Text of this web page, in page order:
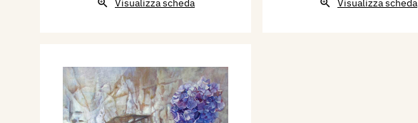
Visualizza scheda Visualizza scheda